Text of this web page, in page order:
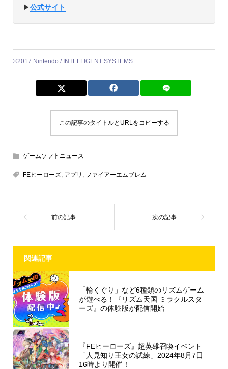
▶︎公式サイト
©2017 Nintendo / INTELLIGENT SYSTEMS
この記事のタイトルとURLをコピーする
ゲームソフトニュース
FEヒーローズ, アプリ , ファイアーエムブレム
関連記事
「輪くぐり」など6種類のリズムゲーム
が遊べる！『リズム天国 ミラクルスタ
ーズ』の体験版が配信開始
『FEヒーローズ』超英雄召喚イベント
「人見知り王女の試練」2024年8月7日
16時より開催！